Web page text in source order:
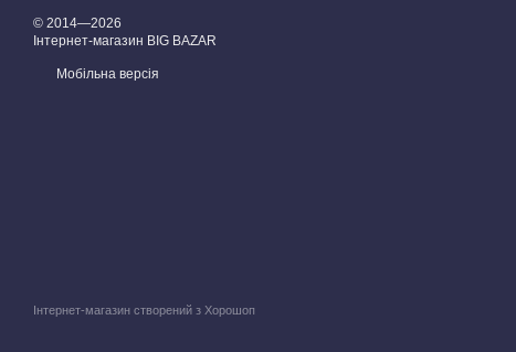
© 2014—2026
Інтернет-магазин BIG BAZAR
Мобільна версія
Інтернет-магазин створений з Хорошоп